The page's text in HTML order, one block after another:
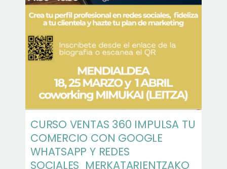
CURSO VENTAS 360 IMPULSA TU
COMERCIO CON GOOGLE
WHATSAPP Y REDES
SOCIALES MERKATARIENTZAKO